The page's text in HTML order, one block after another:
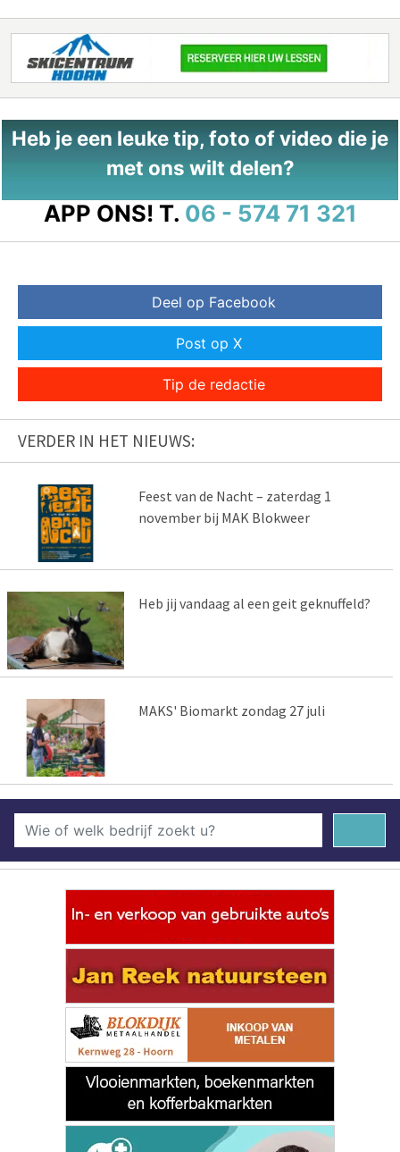
Heb je een leuke tip, foto of video die je
met ons wilt delen?
APP ONS! T. 06 - 574 71 321
Deel op Facebook
Post op X
Tip de redactie
VERDER IN HET NIEUWS:
Feest van de Nacht – zaterdag 1
november bij MAK Blokweer
Heb jij vandaag al een geit geknuffeld?
MAKS' Biomarkt zondag 27 juli